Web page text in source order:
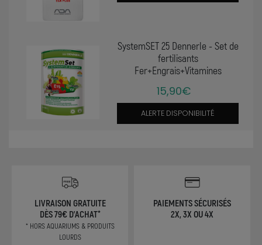
SystemSET 25 Dennerle - Set de
fertilisants
Fer+Engrais+Vitamines
15,90€
ALERTE DISPONIBILITÉ
LIVRAISON GRATUITE
DÈS 79€ D'ACHAT*
* HORS AQUARIUMS & PRODUITS
LOURDS
PAIEMENTS SÉCURISÉS
2X, 3X OU 4X